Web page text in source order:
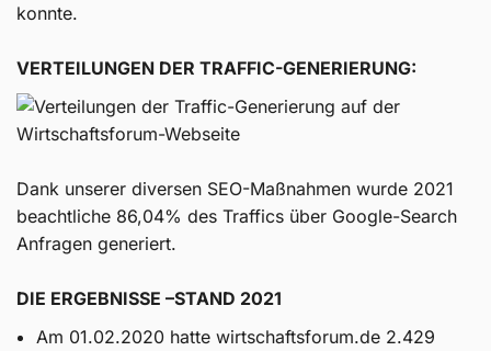
konnte.
VERTEILUNGEN DER TRAFFIC-GENERIERUNG:
Dank unserer diversen SEO-Maßnahmen wurde 2021
beachtliche 86,04% des Traffics über Google-Search
Anfragen generiert.
DIE ERGEBNISSE –STAND 2021
Am 01.02.2020 hatte wirtschaftsforum.de 2.429